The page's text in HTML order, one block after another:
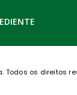
Todos os direitos